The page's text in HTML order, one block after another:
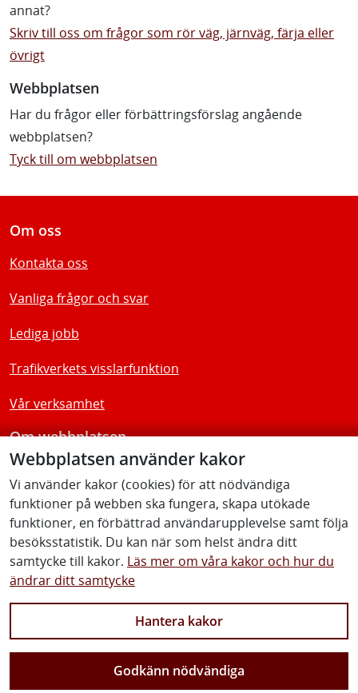
Webbplatsen använder kakor
Vi använder kakor (cookies) för att nödvändiga
funktioner på webben ska fungera, skapa utökade
funktioner, en förbättrad användarupplevelse samt följa
besöksstatistik. Du kan när som helst ändra ditt
samtycke till kakor. Läs mer om våra kakor och hur du
ändrar ditt samtycke
Hantera kakor
Godkänn nödvändiga
annat?
Skriv till oss om frågor som rör väg, järnväg, färja eller
övrigt
Webbplatsen
Har du frågor eller förbättringsförslag angående
webbplatsen?
Tyck till om webbplatsen
Om oss
Kontakta oss
Vanliga frågor och svar
Lediga jobb
Trafikverkets visslarfunktion
Vår verksamhet
Om webbplatsen
Tillgänglighetsredogörelse
Följ oss
Facebook Youtube